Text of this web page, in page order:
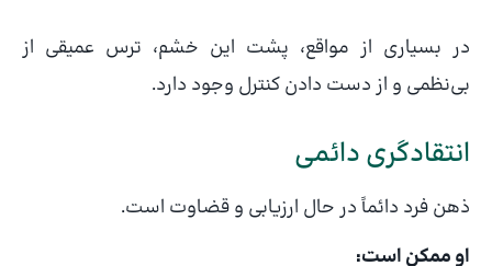
در بسیاری از مواقع، پشت این خشم، ترس عمیقی از
بی‌نظمی و از دست دادن کنترل وجود دارد.
انتقادگری دائمی
ذهن فرد دائماً در حال ارزیابی و قضاوت است.
او ممکن است: